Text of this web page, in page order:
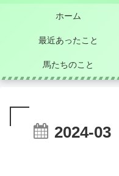
ホーム
最近あったこと
馬たちのこと
2024-03